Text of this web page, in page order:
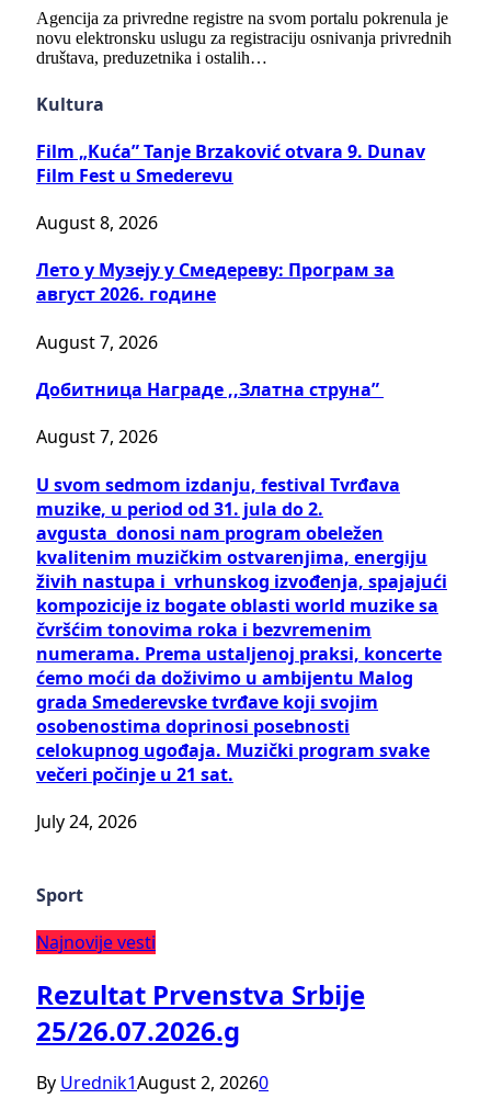
Agencija za privredne registre na svom portalu pokrenula je
novu elektronsku uslugu za registraciju osnivanja privrednih
društava, preduzetnika i ostalih…
Kultura
Film „Kuća” Tanje Brzaković otvara 9. Dunav
Film Fest u Smederevu
August 8, 2026
Лето у Музеју у Смедереву: Програм за
август 2026. године
August 7, 2026
Добитницa Награде ,,Златна струна”
August 7, 2026
U svom sedmom izdanju, festival Tvrđava
muzike, u period od 31. jula do 2.
avgusta donosi nam program obeležen
kvalitenim muzičkim ostvarenjima, energiju
živih nastupa i vrhunskog izvođenja, spajajući
kompozicije iz bogate oblasti world muzike sa
čvršćim tonovima roka i bezvremenim
numerama. Prema ustaljenoj praksi, koncerte
ćemo moći da doživimo u ambijentu Malog
grada Smederevske tvrđave koji svojim
osobenostima doprinosi posebnosti
celokupnog ugođaja. Muzički program svake
večeri počinje u 21 sat.
July 24, 2026
Sport
Najnovije vesti
Rezultat Prvenstva Srbije
25/26.07.2026.g
By Urednik1August 2, 20260